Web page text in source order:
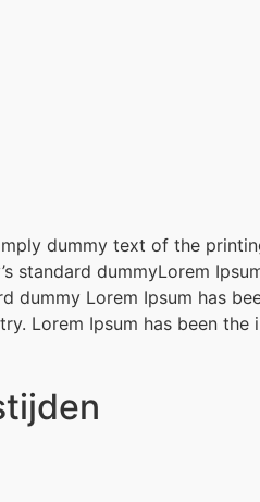
dummy text of the
standard dummyLorem
dummy Lorem Ipsum has
Lorem Ipsum has been the